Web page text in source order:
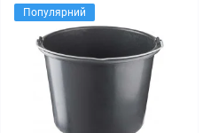
Популярний